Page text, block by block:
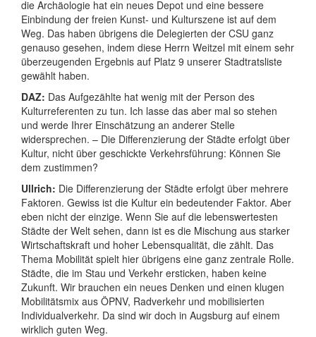
die Archäologie hat ein neues Depot und eine bessere
Einbindung der freien Kunst- und Kulturszene ist auf dem
Weg. Das haben übrigens die Delegierten der CSU ganz
genauso gesehen, indem diese Herrn Weitzel mit einem sehr
überzeugenden Ergebnis auf Platz 9 unserer Stadtratsliste
gewählt haben.
DAZ: Das Aufgezählte hat wenig mit der Person des
Kulturreferenten zu tun. Ich lasse das aber mal so stehen
und werde Ihrer Einschätzung an anderer Stelle
widersprechen. – Die Differenzierung der Städte erfolgt über
Kultur, nicht über geschickte Verkehrsführung: Können Sie
dem zustimmen?
Ullrich: Die Differenzierung der Städte erfolgt über mehrere
Faktoren. Gewiss ist die Kultur ein bedeutender Faktor. Aber
eben nicht der einzige. Wenn Sie auf die lebenswertesten
Städte der Welt sehen, dann ist es die Mischung aus starker
Wirtschaftskraft und hoher Lebensqualität, die zählt. Das
Thema Mobilität spielt hier übrigens eine ganz zentrale Rolle.
Städte, die im Stau und Verkehr ersticken, haben keine
Zukunft. Wir brauchen ein neues Denken und einen klugen
Mobilitätsmix aus ÖPNV, Radverkehr und mobilisierten
Individualverkehr. Da sind wir doch in Augsburg auf einem
wirklich guten Weg.